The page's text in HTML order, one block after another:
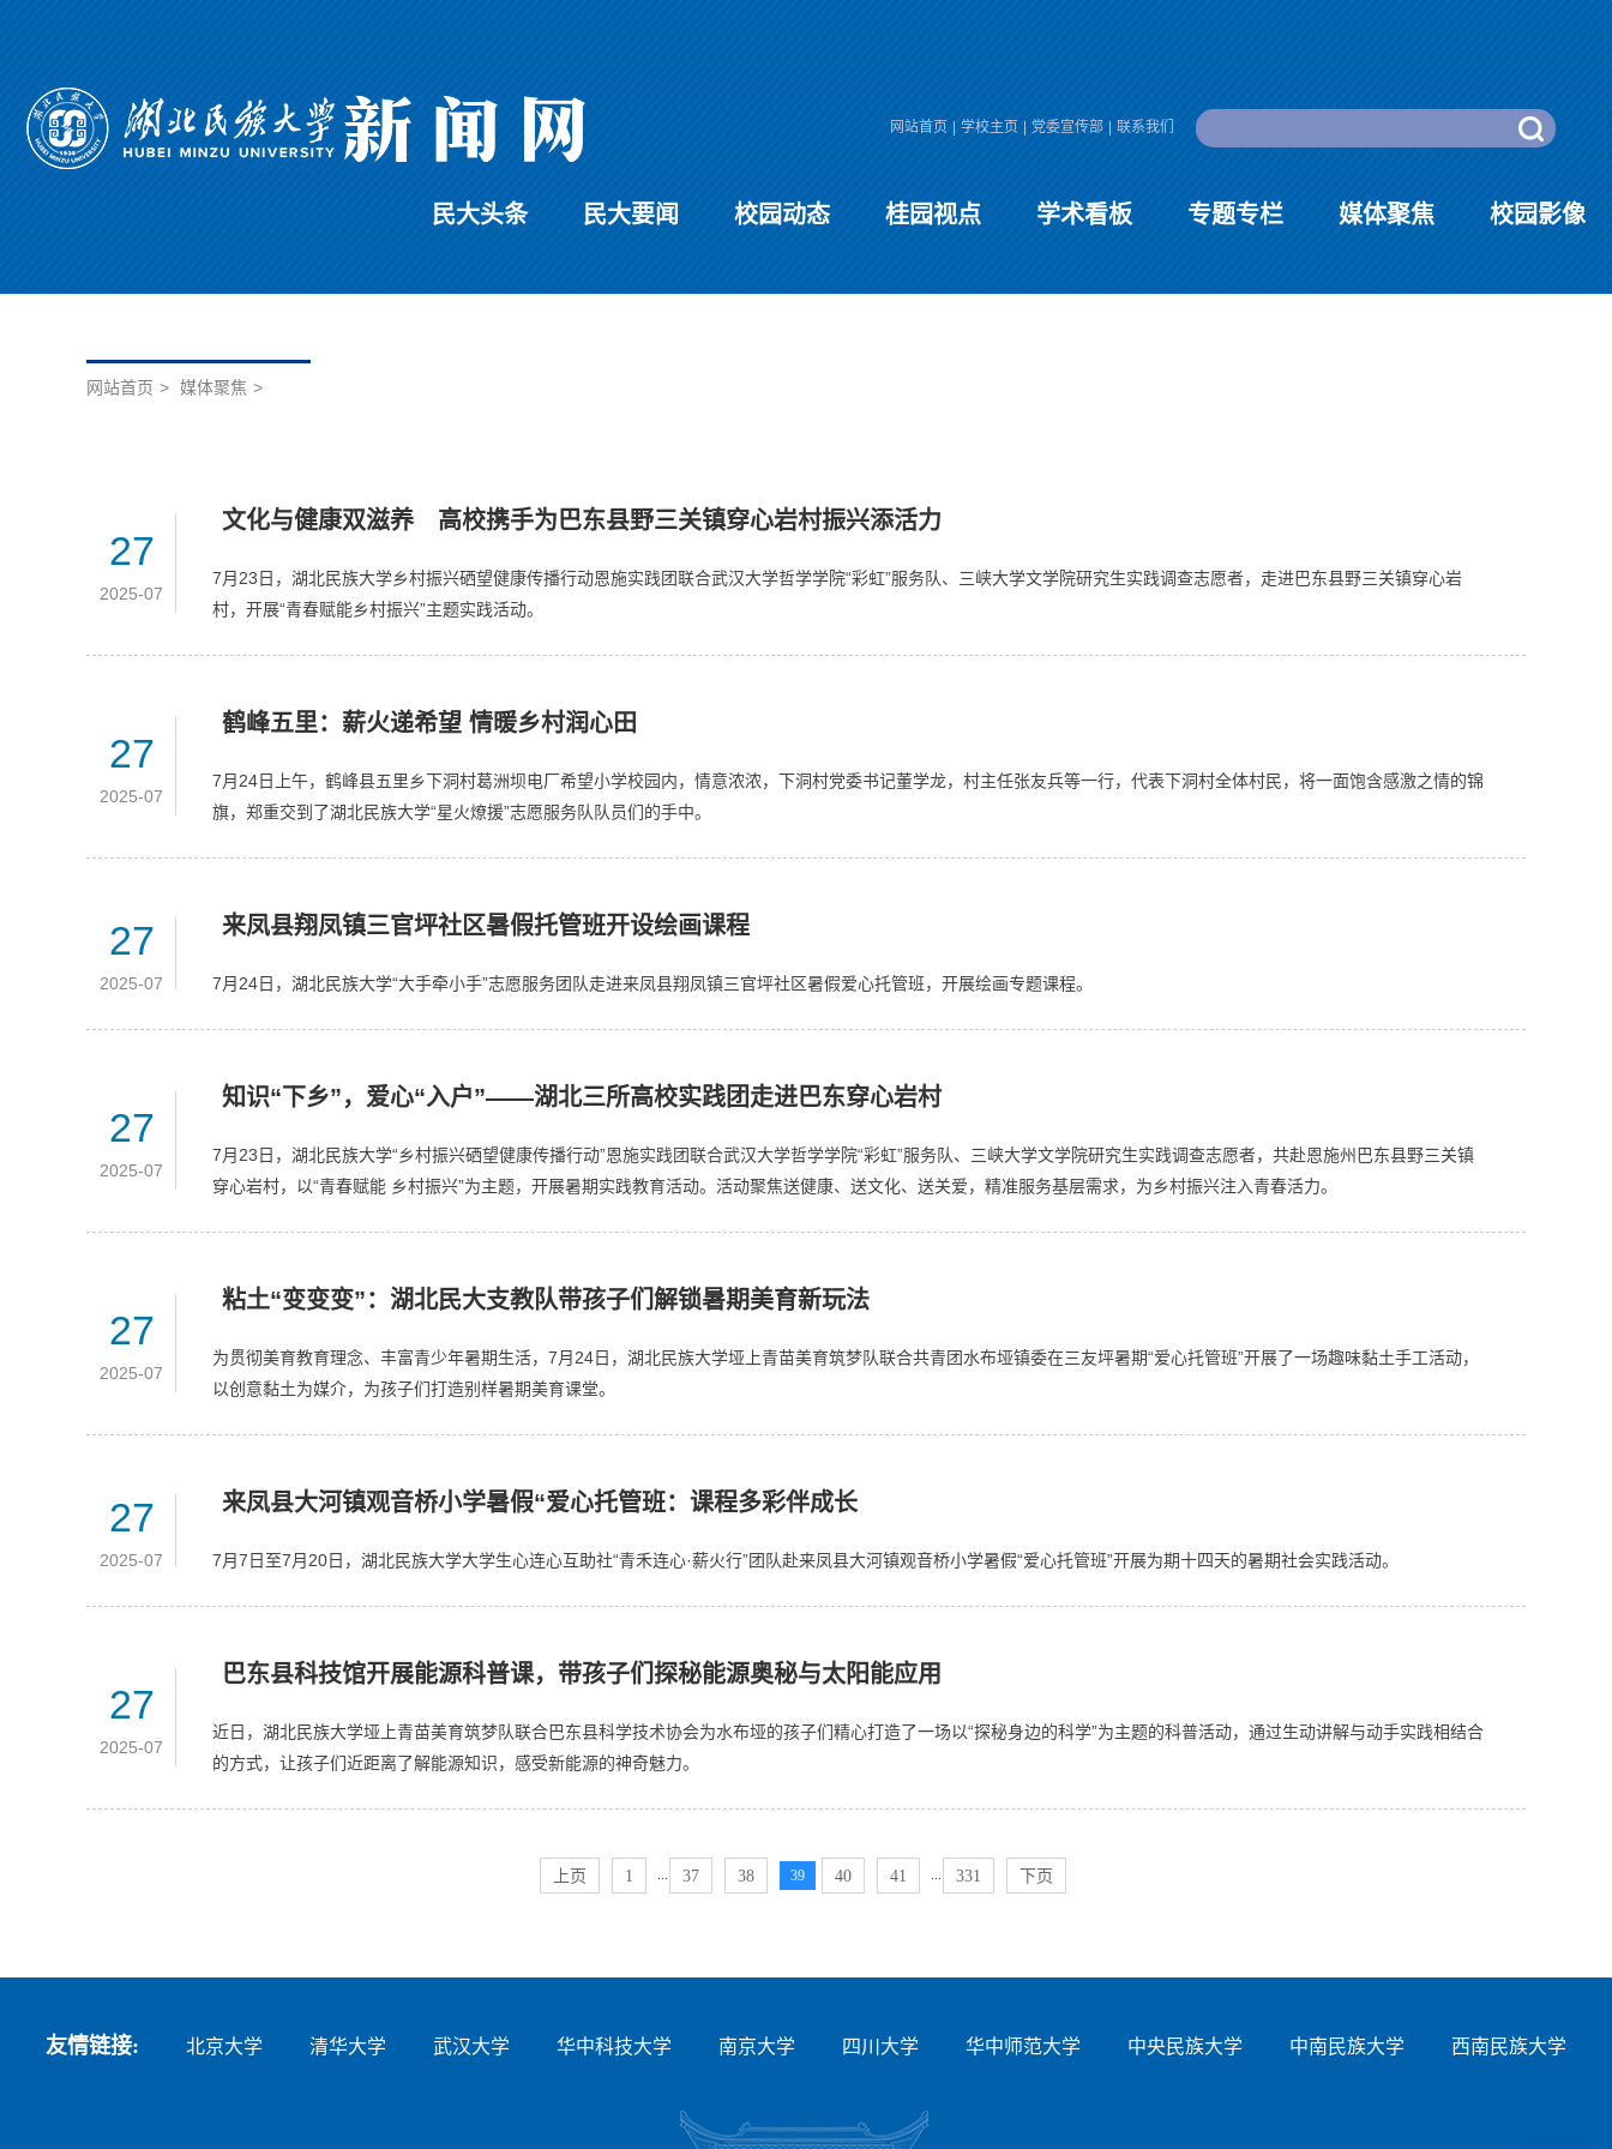
网站首页 学校主页 党委宣传部 联系我们
民大头条 民大要闻 校园动态 桂园视点 学术看板 专题专栏 媒体聚焦 校园影像
网站首页 > 媒体聚焦 >
27
2025-07
文化与健康双滋养 高校携手为巴东县野三关镇穿心岩村振兴添活力
7月23日，湖北民族大学乡村振兴硒望健康传播行动恩施实践团联合武汉大学哲学学院“彩虹”服务队、三峡大学文学院研究生实践调查志愿者，走进巴东县野三关镇穿心岩
村，开展“青春赋能乡村振兴”主题实践活动。
27
2025-07
鹤峰五里：薪火递希望 情暖乡村润心田
7月24日上午，鹤峰县五里乡下洞村葛洲坝电厂希望小学校园内，情意浓浓，下洞村党委书记董学龙，村主任张友兵等一行，代表下洞村全体村民，将一面饱含感激之情的锦
旗，郑重交到了湖北民族大学“星火燎援”志愿服务队队员们的手中。
27
2025-07
来凤县翔凤镇三官坪社区暑假托管班开设绘画课程
7月24日，湖北民族大学“大手牵小手”志愿服务团队走进来凤县翔凤镇三官坪社区暑假爱心托管班，开展绘画专题课程。
27
2025-07
知识“下乡”，爱心“入户”——​湖北三所高校实践团走进巴东穿心岩村
7月23日，湖北民族大学“乡村振兴硒望健康传播行动”恩施实践团联合武汉大学哲学学院“彩虹”服务队、三峡大学文学院研究生实践调查志愿者，共赴恩施州巴东县野三关镇
穿心岩村，以“青春赋能 乡村振兴”为主题，开展暑期实践教育活动。活动聚焦送健康、送文化、送关爱，精准服务基层需求，为乡村振兴注入青春活力。
27
2025-07
粘土“变变变”：湖北民大支教队带孩子们解锁暑期美育新玩法
为贯彻美育教育理念、丰富青少年暑期生活，7月24日，湖北民族大学垭上青苗美育筑梦队联合共青团水布垭镇委在三友坪暑期“爱心托管班”开展了一场趣味黏土手工活动，
以创意黏土为媒介，为孩子们打造别样暑期美育课堂。
27
2025-07
来凤县大河镇观音桥小学暑假“爱心托管班：课程多彩伴成长
7月7日至7月20日，湖北民族大学大学生心连心互助社“青禾连心·薪火行”团队赴来凤县大河镇观音桥小学暑假“爱心托管班”开展为期十四天的暑期社会实践活动。
27
2025-07
巴东县科技馆开展能源科普课，带孩子们探秘能源奥秘与太阳能应用
近日，湖北民族大学垭上青苗美育筑梦队联合巴东县科学技术协会为水布垭的孩子们精心打造了一场以“探秘身边的科学”为主题的科普活动，通过生动讲解与动手实践相结合
的方式，让孩子们近距离了解能源知识，感受新能源的神奇魅力。
上页 1 37 38 39 40 41 331 下页
友情链接: 北京大学 清华大学 武汉大学 华中科技大学 南京大学 四川大学 华中师范大学 中央民族大学 中南民族大学 西南民族大学